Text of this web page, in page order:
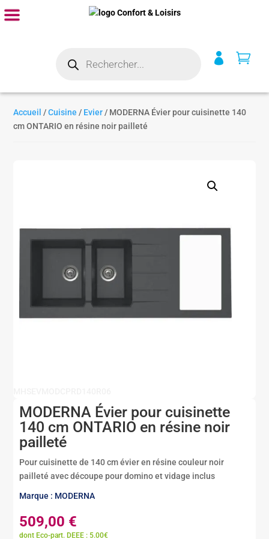
produits
 
Accueil /Cuisine / Evier / MODERNA Évier pour cuisinette 140
cm ONTARIO en résine noir pailleté
MODERNA Évier pour cuisinette
140 cm ONTARIO en résine noir
pailleté
Pour cuisinette de 140 cm évier en résine couleur noir
pailleté avec découpe pour domino et vidage inclus
Marque : MODERNA
509,00 €
dont Eco-part. DEEE : 5.00€